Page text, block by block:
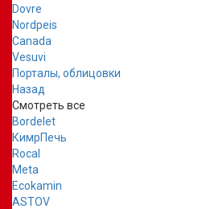
Dovre
Nordpeis
Canada
Vesuvi
Порталы, облицовки
Назад
Смотреть все
Bordelet
КимрПечь
Rocal
Meta
Ecokamin
ASTOV